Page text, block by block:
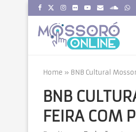
Home » BNB Cultural
BNB
FEIRA COM